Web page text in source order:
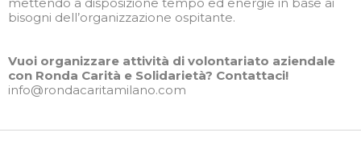
bisogni dell’organizzazione ospitante.
Vuoi organizzare attività di volontariato aziendale
con Ronda Carità e Solidarietà? Contattaci!
info@rondacaritamilano.com